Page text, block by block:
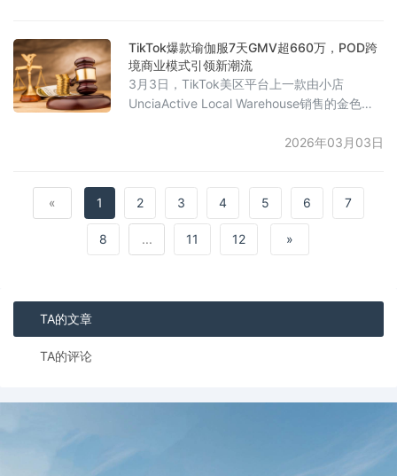
通过丰富的促销、低价策略及增长潜力吸引商
户，但当前成本结构已发生根本变化，过去两
年平台费用调整明显加快。例如，TikTok
Shop在202
TikTok爆款瑜伽服7天GMV超660万，POD跨
境商业模式引领新潮流
3月3日，TikTok美区平台上一款由小店
UnciaActive Local Warehouse销售的金色拉
象级爆款。该产品在7天内的GMV超过660万
首。其成功的关键在于采用“视觉冲击+修身比
例优化”的设计，精准对标Lululemon等大牌，
主打“dupe”（平替）概念，满足欧
2026年03月03日
« 1 2 3 4 5 6 7
8 ... 11 12 »
TA的文章
TA的评论